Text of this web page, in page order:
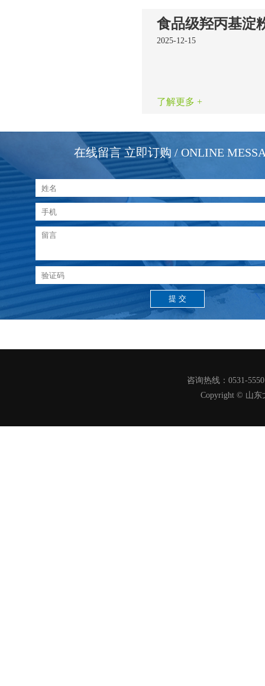
2025-12-15
了解更多 +
在线留言 立即订购 / ONLINE
咨询热线：0531-
Copyright © 山